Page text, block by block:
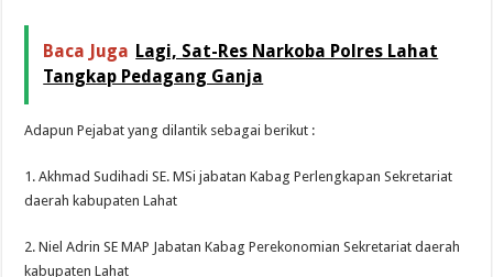
Baca Juga Lagi, Sat-Res Narkoba Polres Lahat
Tangkap Pedagang Ganja
Adapun Pejabat yang dilantik sebagai berikut :
1. Akhmad Sudihadi SE. MSi jabatan Kabag Perlengkapan Sekretariat
daerah kabupaten Lahat
2. Niel Adrin SE MAP Jabatan Kabag Perekonomian Sekretariat daerah
kabupaten Lahat